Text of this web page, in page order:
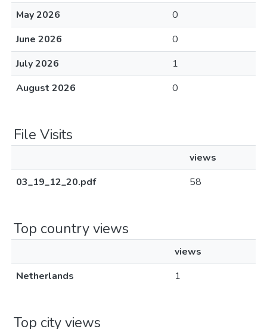
May 2026
0
June 2026
0
July 2026
1
August 2026
0
File Visits
views
03_19_12_20.pdf
58
Top country views
views
Netherlands
1
Top city views